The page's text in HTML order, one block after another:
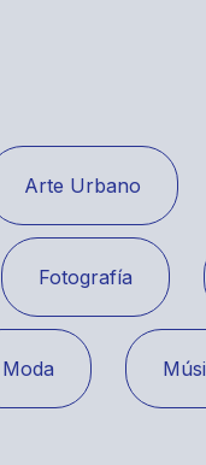
Arte Urbano
Fotografía
Moda